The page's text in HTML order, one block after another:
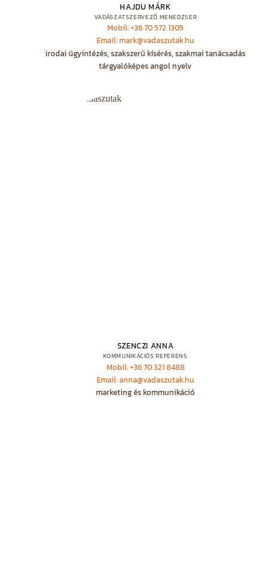
HAJDU MÁRK
VADÁSZATSZERVEZŐ MENEDZSER
Mobil: +36 70 572 1305
Email: mark@vadaszutak.hu
irodai ügyintézés, szakszerű kísérés, szakmai tanácsadás
tárgyalóképes angol nyelv
SZENCZI ANNA
KOMMUNIKÁCIÓS REFERENS
Mobil: +36 70 321 8488
Email: anna@vadaszutak.hu
marketing és kommunikáció